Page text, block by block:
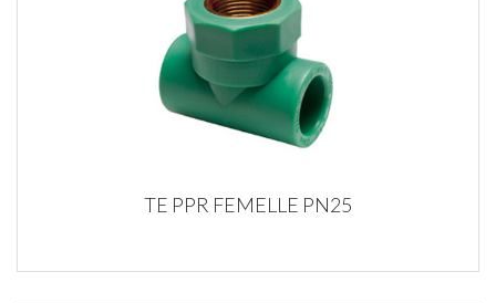
TE PPR FEMELLE PN25